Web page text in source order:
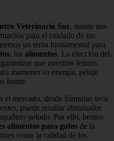
Veterinario Sur, donde nos
para el cuidado de tus
un tema fundamental para
: los alimentos. La elección del
que nuestros felinos
mantener su energía, pelaje
fuerte.
el mercado, desde fórmulas seca
puede resultar abrumador
peludo. Por ello, hemos
alimentos para gatos de la
como la calidad de los